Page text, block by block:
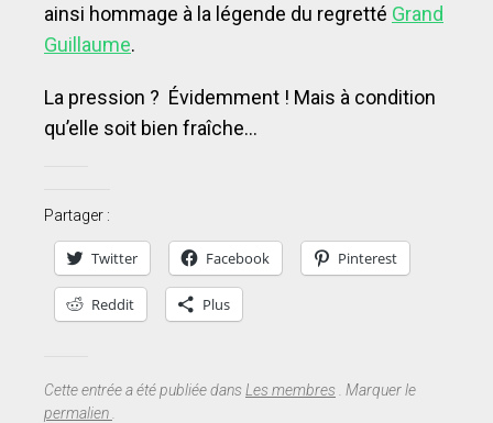
ainsi hommage à la légende du regretté Grand
Guillaume.
La pression ? Évidemment ! Mais à condition
qu’elle soit bien fraîche…
Partager :
Twitter Facebook Pinterest
Reddit Plus
Cette entrée a été publiée dans Les membres . Marquer le
permalien